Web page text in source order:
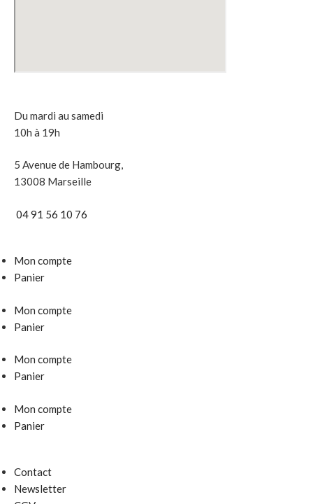
Du mardi au samedi
10h à 19h
5 Avenue de Hambourg,
13008 Marseille
04 91 56 10 76
Mon compte
Panier
Mon compte
Panier
Mon compte
Panier
Mon compte
Panier
Contact
Newsletter